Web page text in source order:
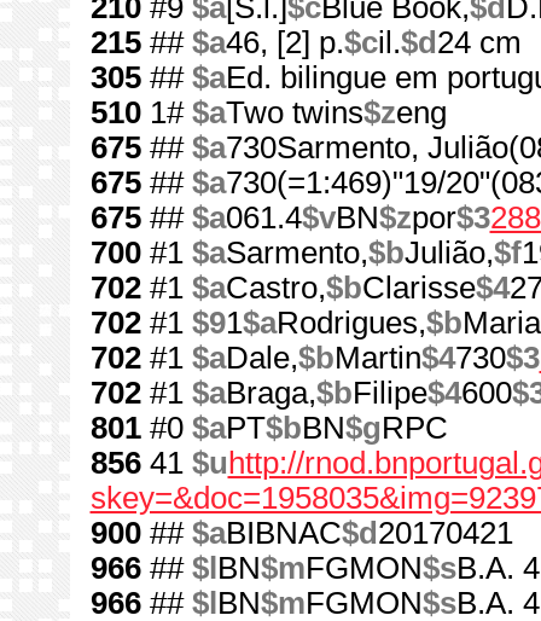
210#9 $a[S.l.]$cBlue Book,$d
215## $a46, [2] p.$cil.$d 24 cm
305## $aEd. bilingue em
5101# $aTwo twins$zeng
675## $a730Sarmento,
675## $a730(=1:469)"19/
675## $a061.4$vBN$zpor$3
700#1 $aSarmento,$bJulião,$f
702#1 $aCastro,$bClarisse$4
702#1 $91$aRodrigues,$b
702#1 $aDale,$bMartin$4730$3
702#1 $aBraga,$bFilipe$4600
801#0 $aPT$bBN$gRPC
85641 $u http://
900## $aBIBNAC$d 20170421
966## $l BN$mFGMON$sB.A.
966## $l BN$mFGMON$sB.A.